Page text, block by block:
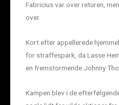
Fabricius var over returen,
over.
Kort efter appellerede
for straffespark, da Lasse
en fremstormende Johnny
Kampen blev i de